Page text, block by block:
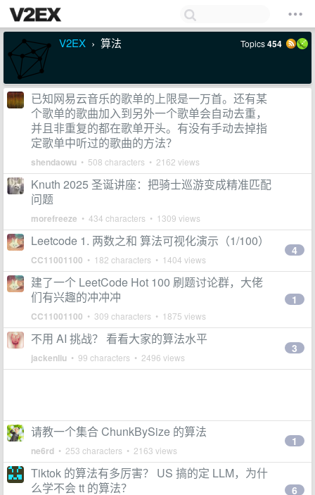
V2EX › 算法 Topics454
已知网易云音乐的歌单的上限是一万首。还有某
个歌单的歌曲加入到另外一个歌单会自动去重，
并且非重复的都在歌单开头。有没有手动去掉指
定歌单中听过的歌曲的方法？
shendaowu • 508 characters • 2162 views
Knuth 2025 圣诞讲座：把骑士巡游变成精准匹配
问题
morefreeze • 434 characters • 1309 views
Leetcode 1. 两数之和 算法可视化演示（1/100）
CC11001100 • 182 characters • 1404 views
4
建了一个 LeetCode Hot 100 刷题讨论群，大佬
们有兴趣的冲冲冲
CC11001100 • 309 characters • 1875 views
1
不用 AI 挑战？ 看看大家的算法水平
jackenliu • 99 characters • 2496 views
3
请教一个集合 ChunkBySize 的算法
ne6rd • 253 characters • 2163 views
1
Tiktok 的算法有多厉害？ US 搞的定 LLM，为什
么学不会 tt 的算法？
6